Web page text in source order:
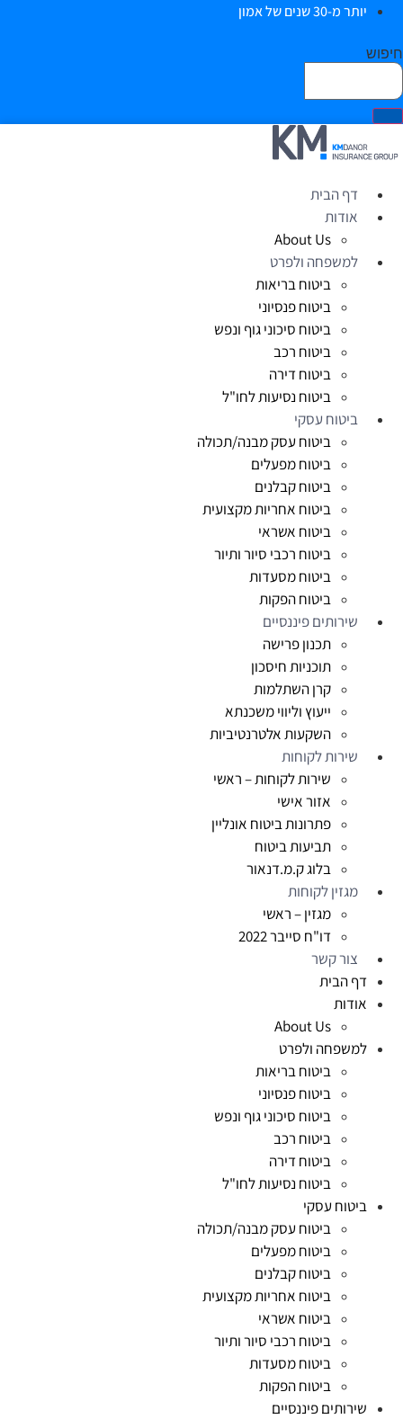
יותר מ-30 שנים של אמון
דף הבית
אודות
About Us
למשפחה ולפרט
ביטוח בריאות
ביטוח פנסיוני
ביטוח סיכוני גוף ונפש
ביטוח רכב
ביטוח דירה
ביטוח נסיעות לחו"ל
ביטוח עסקי
ביטוח עסק מבנה/תכולה
ביטוח מפעלים
ביטוח קבלנים
ביטוח אחריות מקצועית
ביטוח אשראי
ביטוח רכבי סיור ותיור
ביטוח מסעדות
ביטוח הפקות
שירותים פיננסיים
תכנון פרישה
תוכניות חיסכון
קרן השתלמות
ייעוץ וליווי משכנתא
השקעות אלטרנטיביות
שירות לקוחות
שירות לקוחות – ראשי
אזור אישי
פתרונות ביטוח אונליין
תביעות ביטוח
בלוג ק.מ.דנאור
מגזין לקוחות
מגזין – ראשי
דו"ח סייבר 2022
צור קשר
דף הבית
אודות
About Us
למשפחה ולפרט
ביטוח בריאות
ביטוח פנסיוני
ביטוח סיכוני גוף ונפש
ביטוח רכב
ביטוח דירה
ביטוח נסיעות לחו"ל
ביטוח עסקי
ביטוח עסק מבנה/תכולה
ביטוח מפעלים
ביטוח קבלנים
ביטוח אחריות מקצועית
ביטוח אשראי
ביטוח רכבי סיור ותיור
ביטוח מסעדות
ביטוח הפקות
שירותים פיננסיים